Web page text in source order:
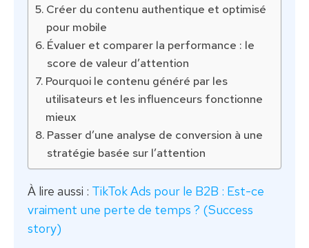
Créer du contenu authentique et optimisé
pour mobile
Évaluer et comparer la performance : le
score de valeur d’attention
Pourquoi le contenu généré par les
utilisateurs et les influenceurs fonctionne
mieux
Passer d’une analyse de conversion à une
stratégie basée sur l’attention
À lire aussi : TikTok Ads pour le B2B : Est-ce
vraiment une perte de temps ? (Success
story)